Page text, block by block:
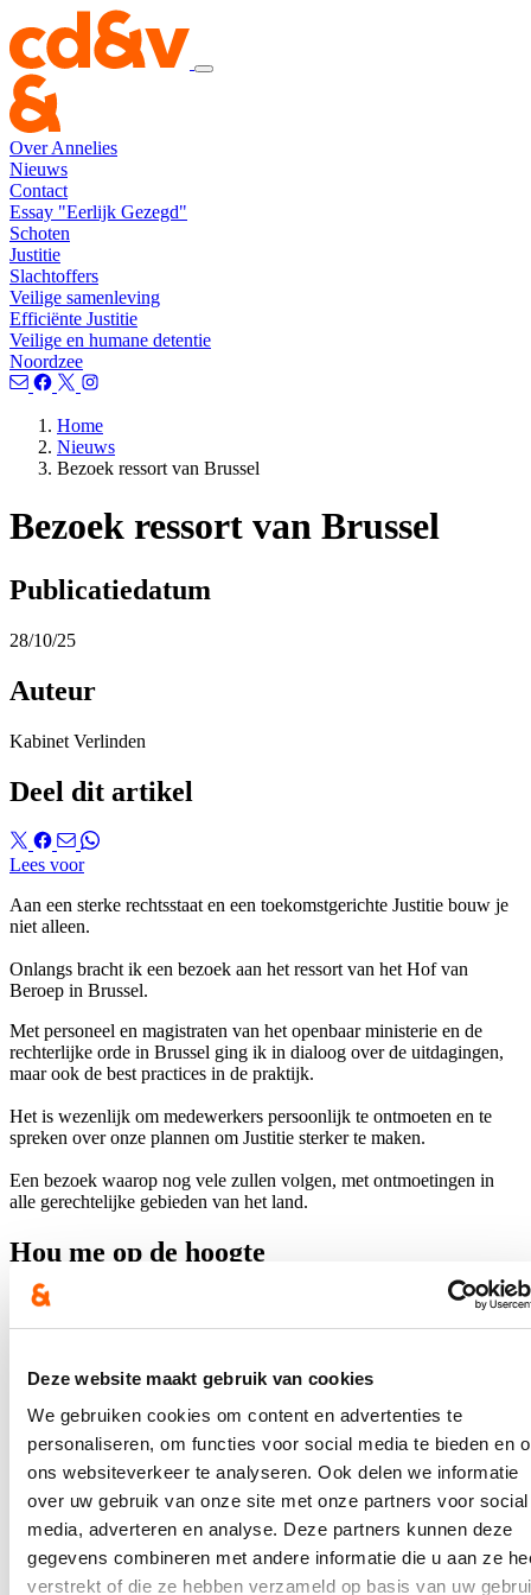
Deze website maakt gebruik van cookies
We gebruiken cookies om content en advertenties te
personaliseren, om functies voor social media te bieden en
ons websiteverkeer te analyseren. Ook delen we informatie
over uw gebruik van onze site met onze partners voor social
media, adverteren en analyse. Deze partners kunnen deze
gegevens combineren met andere informatie die u aan ze
verstrekt of die ze hebben verzameld op basis van uw
Over Annelies
Nieuws
Contact
Essay "Eerlijk Gezegd"
Schoten
Justitie
Slachtoffers
Veilige samenleving
Efficiënte Justitie
Veilige en humane detentie
Noordzee
Home
Nieuws
Bezoek ressort van Brussel
Bezoek ressort van Brussel
Publicatiedatum
28/10/25
Auteur
Kabinet Verlinden
Deel dit artikel
Lees voor
Aan een sterke rechtsstaat en een toekomstgerichte Justitie bouw je
niet alleen.
Onlangs bracht ik een bezoek aan het ressort van het Hof van
Beroep in Brussel.
Met personeel en magistraten van het openbaar ministerie en de
rechterlijke orde in Brussel ging ik in dialoog over de uitdagingen,
maar ook de best practices in de praktijk.
Het is wezenlijk om medewerkers persoonlijk te ontmoeten en te
spreken over onze plannen om Justitie sterker te maken.
Een bezoek waarop nog vele zullen volgen, met ontmoetingen in
alle gerechtelijke gebieden van het land.
Hou me op de hoogte
Ontvang mijn nieuwsbrief.
Postcode
Ja, ik wens de nieuwsbrief van Annelies Verlinden te ontvangen op
bovenstaand mailadres*
Klikhierom de privacyvoorwaarden te raadplegen